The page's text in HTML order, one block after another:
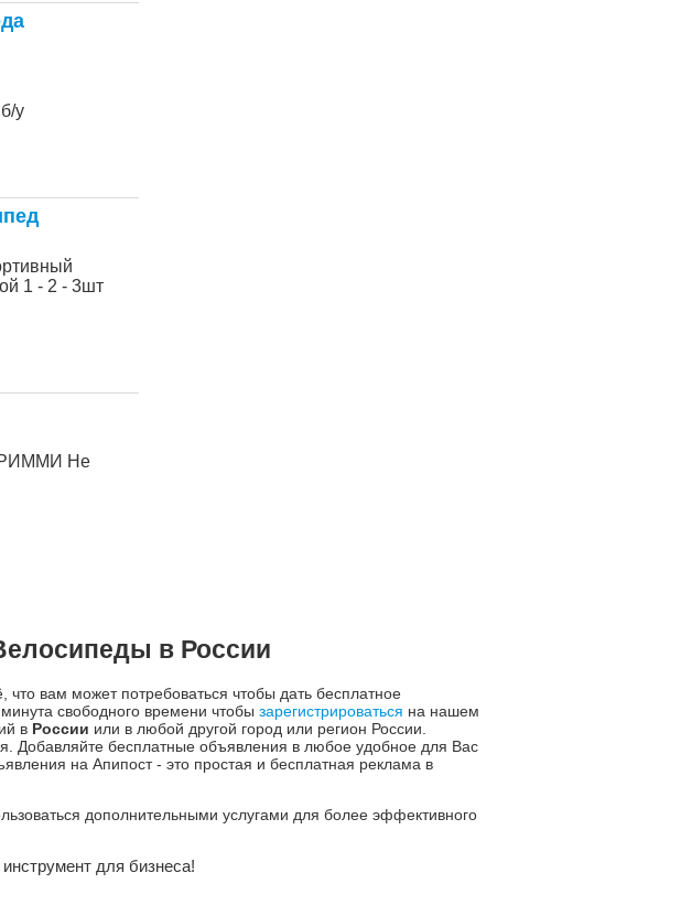
у
1 - 2 - 3шт
Не
в России
вам может потребоваться чтобы дать бесплатное
свободного времени чтобы зарегистрироваться на нашем
в России или в любой другой город или регион России.
Добавляйте бесплатные объявления в любое удобное для Вас
на Апипост - это простая и бесплатная реклама в
дополнительными услугами для более эффективного
для бизнеса!